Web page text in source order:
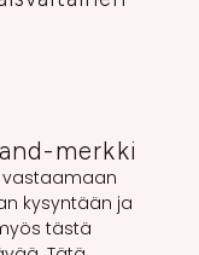
merkki
vastaamaan
kysyntään ja
tästä